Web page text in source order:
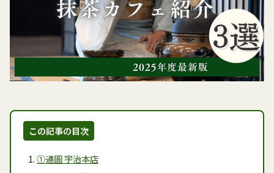
この記事の目次
①通圓 宇治本店